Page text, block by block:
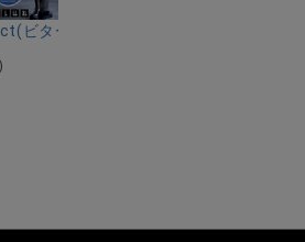
＆イージーパンツ/全2色
ッパーパンツ/全4色
ビターセレクト)接触冷感スーパース